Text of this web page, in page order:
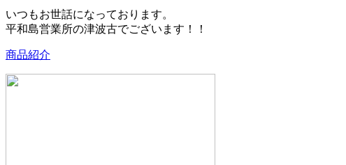
いつもお世話になっております。
平和島営業所の津波古でございます！！
商品紹介